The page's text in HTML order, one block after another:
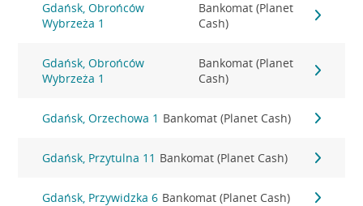
Gdańsk, Obrońców
Wybrzeża 1
Bankomat (Planet
Cash)
Gdańsk, Obrońców
Wybrzeża 1
Bankomat (Planet
Cash)
Gdańsk, Orzechowa 1 Bankomat (Planet Cash)
Gdańsk, Przytulna 11 Bankomat (Planet Cash)
Gdańsk, Przywidzka 6 Bankomat (Planet Cash)